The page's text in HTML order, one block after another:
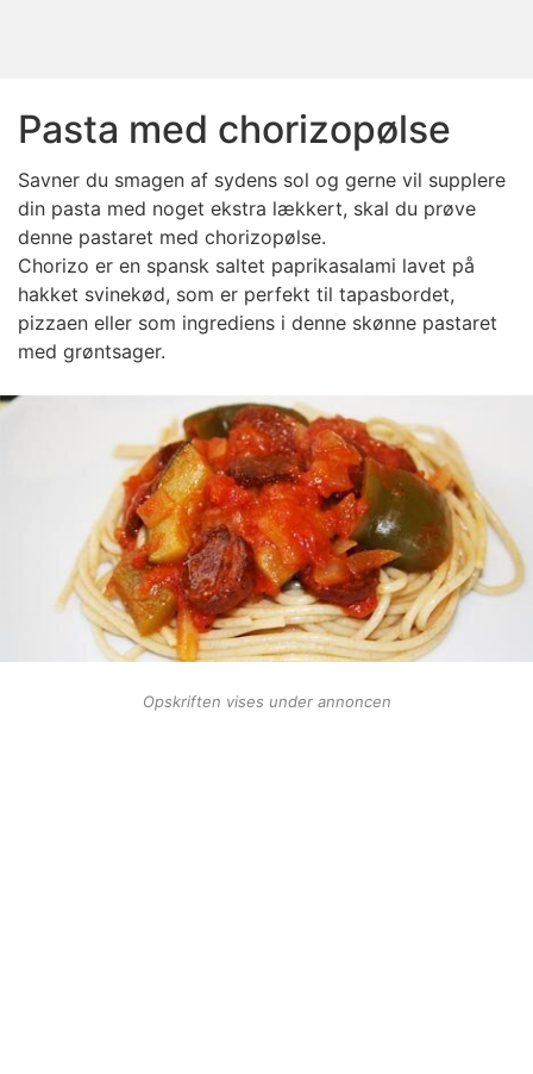
Pasta med chorizopølse
Savner du smagen af sydens sol og gerne vil supplere
din pasta med noget ekstra lækkert, skal du prøve
denne pastaret med chorizopølse.
Chorizo er en spansk saltet paprikasalami lavet på
hakket svinekød, som er perfekt til tapasbordet,
pizzaen eller som ingrediens i denne skønne pastaret
med grøntsager.
Opskriften vises under annoncen